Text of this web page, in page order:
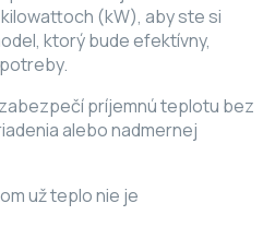
(kW), aby ste si
ktorý bude efektívny,
príjemnú teplotu bez
alebo nadmernej
už teplo nie je